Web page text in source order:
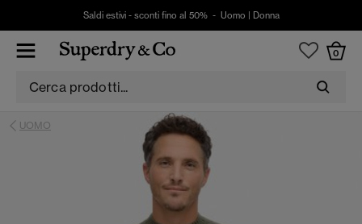
Saldi estivi - sconti fino al 50% - Uomo Donna
0
UOMO